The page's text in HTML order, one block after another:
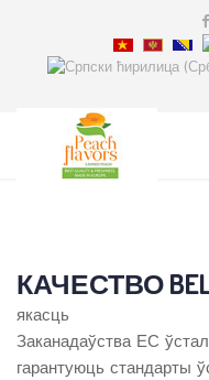
КАЧЕСТВО
якасць
Заканадаўства ЕС
гарантуюць стандарты